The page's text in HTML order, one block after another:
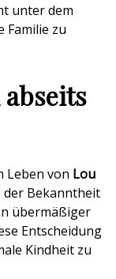
unter dem
Familie zu
Leben von Lou
Bekanntheit
übermäßiger
Entscheidung
Kindheit zu